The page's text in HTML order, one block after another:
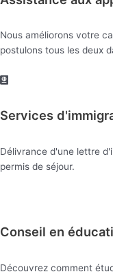
Nous améliorons votre
postulons tous les deux
Services
Délivrance d'une lettre
permis de séjour.
Conseil en
Découvrez comment